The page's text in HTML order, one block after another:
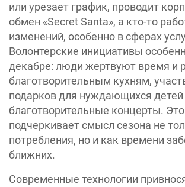
или урезает график, проводит
обмен «Secret Santa», а кто-то
изменений, особенно в сферах
Волонтерские инициативы
декабре: люди жертвуют время и
благотворительным кухням,
подарков для нуждающихся
благотворительные концерты. Это
подчеркивает смысл сезона не
потребления, но и как времени
ближних.
Современные технологии